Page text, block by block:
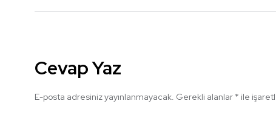
Cevap Yaz
E-posta adresiniz yayınlanmayacak. Gerekli alanlar * ile